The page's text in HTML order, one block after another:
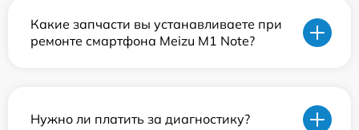
Какие запчасти вы устанавливаете при
ремонте смартфона Meizu M1 Note?
Нужно ли платить за диагностику?